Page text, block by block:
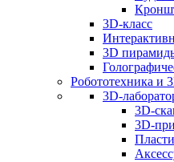
3D-класс
3D
Робототехника и
3D-
3D-
3D-